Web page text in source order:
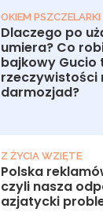
OKIEM PSZCZELARKI
Dlaczego po
umiera? Co
bajkowy Gucio
rzeczywistości
darmozjad?
Z ŻYCIA WZIĘTE
Polska
czyli nasza
azjatycki